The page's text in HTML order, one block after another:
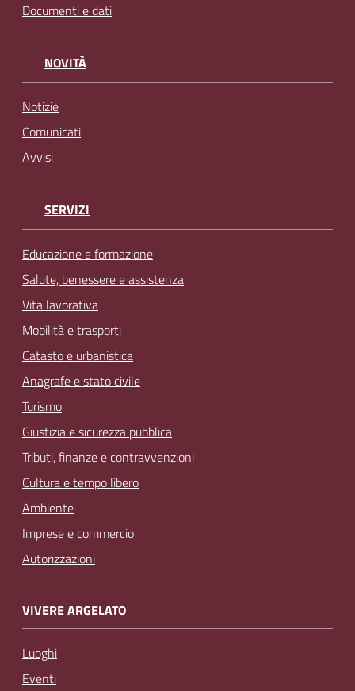
Documenti e dati
NOVITÀ
Notizie
Comunicati
Avvisi
SERVIZI
Educazione e formazione
Salute, benessere e assistenza
Vita lavorativa
Mobilità e trasporti
Catasto e urbanistica
Anagrafe e stato civile
Turismo
Giustizia e sicurezza pubblica
Tributi, finanze e contravvenzioni
Cultura e tempo libero
Ambiente
Imprese e commercio
Autorizzazioni
VIVERE ARGELATO
Luoghi
Eventi